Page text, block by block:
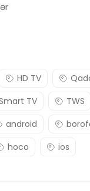
HD TV
TV TWS
android
hoco ios